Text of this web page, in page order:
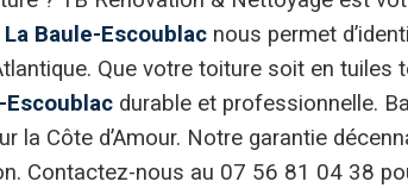
Baule-Escoublac nous permet
Que votre toiture soit en
durable et professionnelle.
Côte d’Amour. Notre garantie
Contactez-nous au 07 56 81 04 38